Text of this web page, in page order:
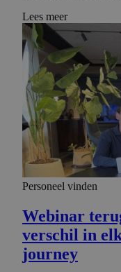
Lees meer
Personeel vinden
Webinar
verschil in
journey